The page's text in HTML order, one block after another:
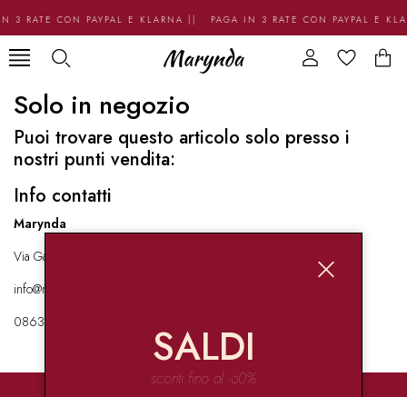
3 RATE CON PAYPAL E KLARNA || PAGA IN 3 RATE CON PAYPAL E
Solo in negozio
Puoi trovare questo articolo solo presso i
nostri punti vendita:
Info contatti
Marynda
Via Garibaldi 136 67051 Avezzano
info@marynda.com
08631871946
SALDI
sconti fino al -60%